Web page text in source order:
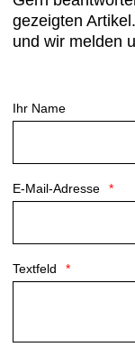
gezeigten
und wir melden
Ihr Name
E-Mail-Adresse
Textfeld